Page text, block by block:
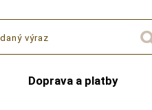
Doprava a platby